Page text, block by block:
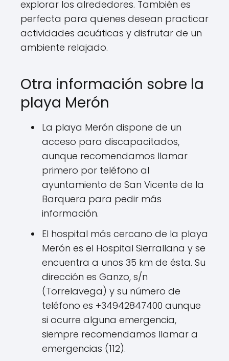
explorar los alrededores. También es
perfecta para quienes desean practicar
actividades acuáticas y disfrutar de un
ambiente relajado.
Otra información sobre la
playa Merón
La playa Merón dispone de un
acceso para discapacitados,
aunque recomendamos llamar
primero por teléfono al
ayuntamiento de San Vicente de la
Barquera para pedir más
información.
El hospital más cercano de la playa
Merón es el Hospital Sierrallana y se
encuentra a unos 35 km de ésta. Su
dirección es Ganzo, s/n
(Torrelavega) y su número de
teléfono es +34942847400 aunque
si ocurre alguna emergencia,
siempre recomendamos llamar a
emergencias (112).